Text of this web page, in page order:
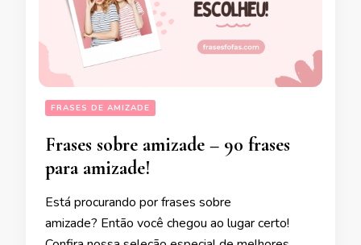
FRASES DE AMIZADE
Frases sobre amizade – 90 frases
para amizade!
Está procurando por frases sobre
amizade? Então você chegou ao lugar certo!